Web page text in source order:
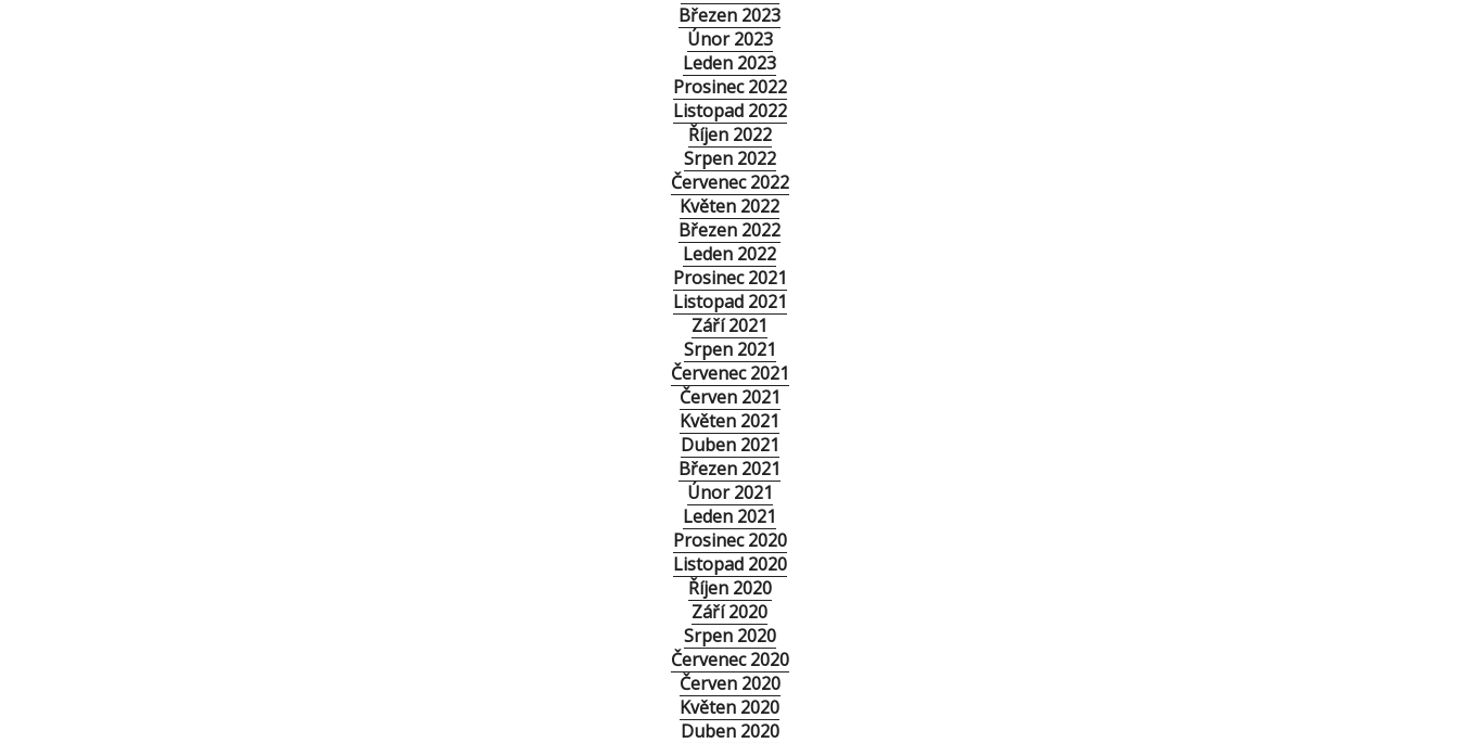
Březen 2023
Únor 2023
Leden 2023
Prosinec 2022
Listopad 2022
Říjen 2022
Srpen 2022
Červenec 2022
Květen 2022
Březen 2022
Leden 2022
Prosinec 2021
Listopad 2021
Září 2021
Srpen 2021
Červenec 2021
Červen 2021
Květen 2021
Duben 2021
Březen 2021
Únor 2021
Leden 2021
Prosinec 2020
Listopad 2020
Říjen 2020
Září 2020
Srpen 2020
Červenec 2020
Červen 2020
Květen 2020
Duben 2020